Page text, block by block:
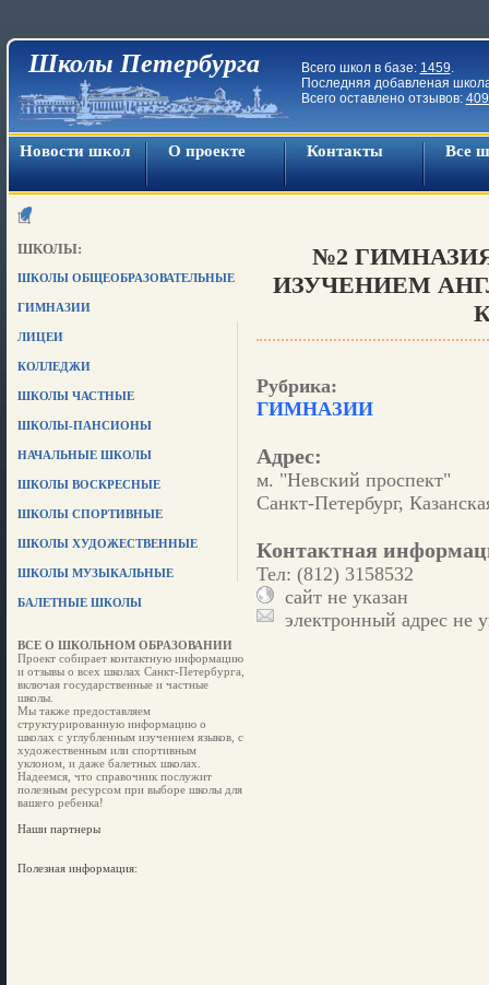
Школы Петербурга Всего школ в базе: 1459.
Последняя добавленая
Всего оставлено отзывов:
Новости школ О проекте Контакты Все
ШКОЛЫ:
ШКОЛЫ ОБЩЕОБРАЗОВАТЕЛЬНЫЕ
ГИМНАЗИИ
ЛИЦЕИ
КОЛЛЕДЖИ
ШКОЛЫ ЧАСТНЫЕ
ШКОЛЫ-ПАНСИОНЫ
НАЧАЛЬНЫЕ ШКОЛЫ
ШКОЛЫ ВОСКРЕСНЫЕ
ШКОЛЫ СПОРТИВНЫЕ
ШКОЛЫ ХУДОЖЕСТВЕННЫЕ
ШКОЛЫ МУЗЫКАЛЬНЫЕ
БАЛЕТНЫЕ ШКОЛЫ
ВСЕ О ШКОЛЬНОМ ОБРАЗОВАНИИ
Проект собирает контактную информацию
и отзывы о всех школах Санкт-Петербурга,
включая государственные и частные
школы.
Мы также предоставляем
структурированную информацию о
школах с углубленным изучением языков, с
художественным или спортивным
уклоном, и даже балетных школах.
Надеемся, что справочник послужит
полезным ресурсом при выборе школы для
вашего ребенка!
Наши партнеры
Полезная информация:
№2
ИЗУЧЕНИЕМ
Рубрика:
ГИМНАЗИИ
Адрес:
м. "Невский проспект"
Санкт-Петербург,
Контактная
Тел: (812) 3158532
сайт не указан
электронный адрес не